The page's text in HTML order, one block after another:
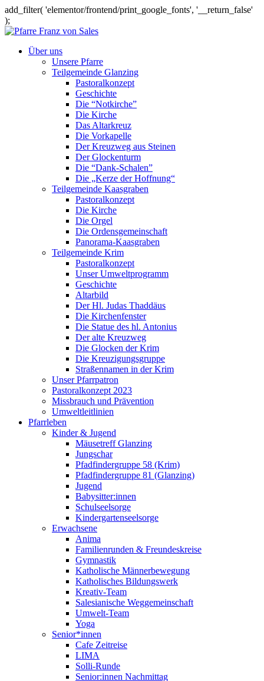
add_filter( 'elementor/frontend/print_google_fonts', '__return_false'
);
Über uns
Unsere Pfarre
Teilgemeinde Glanzing
Pastoralkonzept
Geschichte
Die “Notkirche”
Die Kirche
Das Altarkreuz
Die Vorkapelle
Der Kreuzweg aus Steinen
Der Glockenturm
Die “Dank-Schalen”
Die „Kerze der Hoffnung“
Teilgemeinde Kaasgraben
Pastoralkonzept
Die Kirche
Die Orgel
Die Ordensgemeinschaft
Panorama-Kaasgraben
Teilgemeinde Krim
Pastoralkonzept
Unser Umweltprogramm
Geschichte
Altarbild
Der Hl. Judas Thaddäus
Die Kirchenfenster
Die Statue des hl. Antonius
Der alte Kreuzweg
Die Glocken der Krim
Die Kreuzigungsgruppe
Straßennamen in der Krim
Unser Pfarrpatron
Pastoralkonzept 2023
Missbrauch und Prävention
Umweltleitlinien
Pfarrleben
Kinder & Jugend
Mäusetreff Glanzing
Jungschar
Pfadfindergruppe 58 (Krim)
Pfadfindergruppe 81 (Glanzing)
Jugend
Babysitter:innen
Schulseelsorge
Kindergartenseelsorge
Erwachsene
Anima
Familienrunden & Freundeskreise
Gymnastik
Katholische Männerbewegung
Katholisches Bildungswerk
Kreativ-Team
Salesianische Weggemeinschaft
Umwelt-Team
Yoga
Senior*innen
Cafe Zeitreise
LIMA
Solli-Runde
Senior:innen Nachmittag